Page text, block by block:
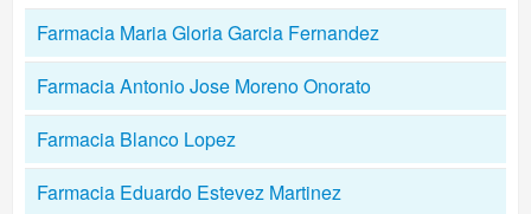
Farmacia Maria Gloria Garcia Fernandez
Farmacia Antonio Jose Moreno Onorato
Farmacia Blanco Lopez
Farmacia Eduardo Estevez Martinez